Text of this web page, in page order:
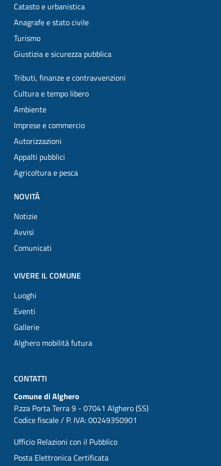
Catasto e urbanistica
Anagrafe e stato civile
Turismo
Giustizia e sicurezza pubblica
Tributi, finanze e contravvenzioni
Cultura e tempo libero
Ambiente
Imprese e commercio
Autorizzazioni
Appalti pubblici
Agricoltura e pesca
NOVITÀ
Notizie
Avvisi
Comunicati
VIVERE IL COMUNE
Luoghi
Eventi
Gallerie
Alghero mobilità futura
CONTATTI
Comune di Alghero
P.zza Porta Terra 9 - 07041 Alghero (SS)
Codice fiscale / P. IVA: 00249350901
Ufficio Relazioni con il Pubblico
Posta Elettronica Certificata